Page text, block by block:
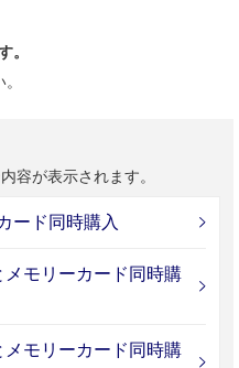
。
容が表示されます。
ード同時購入
メモリーカード同時購
メモリーカード同時購